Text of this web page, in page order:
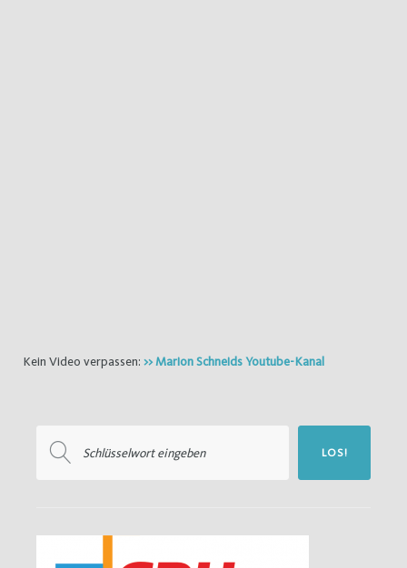
Kein Video verpassen: >> Marion Schneids Youtube-Kanal
nach:
LOS!